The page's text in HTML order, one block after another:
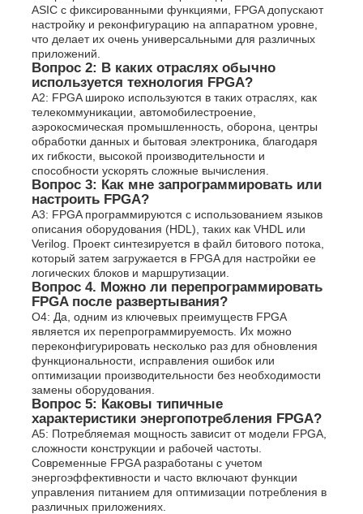
ASIC с фиксированными функциями, FPGA допускают
настройку и реконфигурацию на аппаратном уровне,
что делает их очень универсальными для различных
приложений.
Вопрос 2: В каких отраслях обычно
используется технология FPGA?
A2: FPGA широко используются в таких отраслях, как
телекоммуникации, автомобилестроение,
аэрокосмическая промышленность, оборона, центры
обработки данных и бытовая электроника, благодаря
их гибкости, высокой производительности и
способности ускорять сложные вычисления.
Вопрос 3: Как мне запрограммировать или
настроить FPGA?
A3: FPGA программируются с использованием языков
описания оборудования (HDL), таких как VHDL или
Verilog. Проект синтезируется в файл битового потока,
который затем загружается в FPGA для настройки ее
логических блоков и маршрутизации.
Вопрос 4. Можно ли перепрограммировать
FPGA после развертывания?
О4: Да, одним из ключевых преимуществ FPGA
является их перепрограммируемость. Их можно
переконфигурировать несколько раз для обновления
функциональности, исправления ошибок или
оптимизации производительности без необходимости
замены оборудования.
Вопрос 5: Каковы типичные
характеристики энергопотребления FPGA?
A5: Потребляемая мощность зависит от модели FPGA,
сложности конструкции и рабочей частоты.
Современные FPGA разработаны с учетом
энергоэффективности и часто включают функции
управления питанием для оптимизации потребления в
различных приложениях.